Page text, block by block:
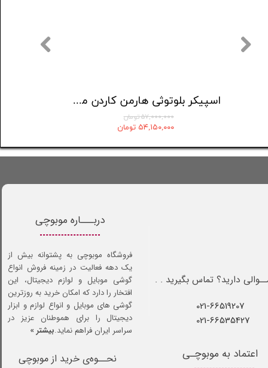
اسپیکر بلوتوثی هارمن کاردن مدل Aura Studio 5
۵۷,۰۰۰,۰۰۰ تومان
۵۴,۱۵۰,۰۰۰ تومان
021-66519207​​​​​​​
021-66535427
دارید؟ تماس بگیرید . .
نحــوه‌ی خرید از موبوچی اعتماد به موبوچـی
دربـــاره موبوچی
فروشگاه موبوچی به پشتوانه بیش از
یک دهه فعالیت در زمینه فروش انواع
گوشی موبایل و لوازم دیجیتال، این
افتخار را دارد که امکان خرید به روزترین
گوشی های موبایل و انواع لوازم و ابزار
دیجیتال را برای هموطنان عزیز در
سراسر ایران فراهم نماید.بیشتر »